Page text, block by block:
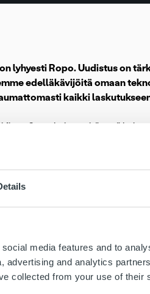
media features and to
advertising and analytics
collected from your use of their
lyhyesti Ropo. Uudistus on
edelläkävijöitä omaan
kaikki
Se tarkoittaa sitä, että
liiketoimintaa mahdollistaen
elementteihin on tuotu
pohjoismaisia juuria. Raikkaan
yhdistettynä rohkeaan,
palveluratkaisumme:
päivitetyn